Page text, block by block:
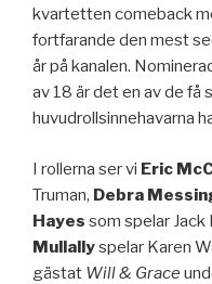
kvartetten comeback
fortfarande den mest
år på kanalen.
av 18 är det en av de få
huvudrollsinnehavarna
I rollerna ser vi Eric
Truman, Debra
Hayes som spelar Jack
Mullallyspelar Karen
gästat Will & Grace